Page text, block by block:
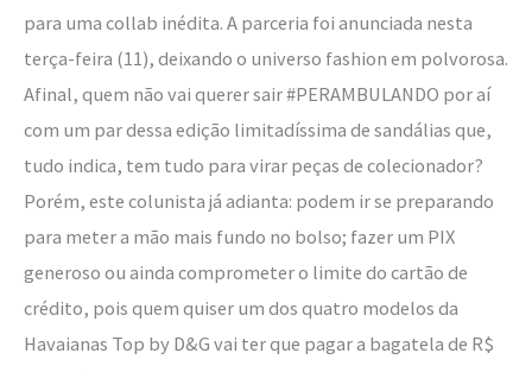
para uma collab inédita. A parceria foi anunciada nesta
terça-feira (11), deixando o universo fashion em polvorosa.
Afinal, quem não vai querer sair #PERAMBULANDO por aí
com um par dessa edição limitadíssima de sandálias que,
tudo indica, tem tudo para virar peças de colecionador?
Porém, este colunista já adianta: podem ir se preparando
para meter a mão mais fundo no bolso; fazer um PIX
generoso ou ainda comprometer o limite do cartão de
crédito, pois quem quiser um dos quatro modelos da
Havaianas Top by D&G vai ter que pagar a bagatela de R$